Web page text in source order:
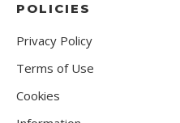
POLICIES
Privacy Policy
Terms of Use
Cookies